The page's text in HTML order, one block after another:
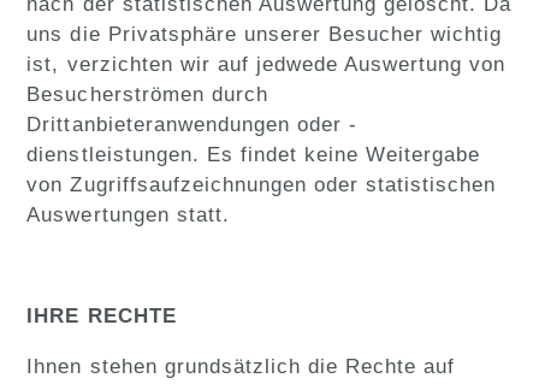
uns die Privatsphäre unserer Besucher wichtig
ist, verzichten wir auf jedwede Auswertung von
Besucherströmen durch
Drittanbieteranwendungen oder -
dienstleistungen. Es findet keine Weitergabe
von Zugriffsaufzeichnungen oder statistischen
Auswertungen statt.
IHRE RECHTE
Ihnen stehen grundsätzlich die Rechte auf